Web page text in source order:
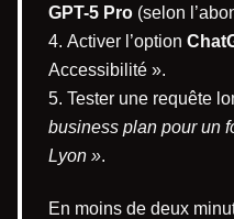
GPT-5 Pro (selon
Activer l’option
Accessibilité ».
Tester une requête
business plan pour un
Lyon ».
En moins de deux